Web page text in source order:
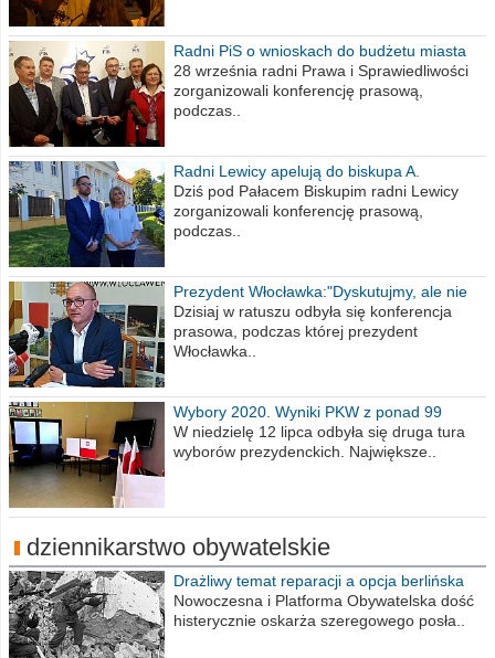
Radni PiS o wnioskach do budżetu miasta
na 2021 rok
28 września radni Prawa i Sprawiedliwości
zorganizowali konferencję prasową,
podczas..
Radni Lewicy apelują do biskupa A.
Wiesława Meringa
Dziś pod Pałacem Biskupim radni Lewicy
zorganizowali konferencję prasową,
podczas..
Prezydent Włocławka:"Dyskutujmy, ale nie
obrażajmy się”
Dzisiaj w ratuszu odbyła się konferencja
prasowa, podczas której prezydent
Włocławka..
Wybory 2020. Wyniki PKW z ponad 99
procent obwodów
W niedzielę 12 lipca odbyła się druga tura
wyborów prezydenckich. Największe..
dziennikarstwo obywatelskie
Drażliwy temat reparacji a opcja berlińska
Nowoczesna i Platforma Obywatelska dość
histerycznie oskarża szeregowego posła..